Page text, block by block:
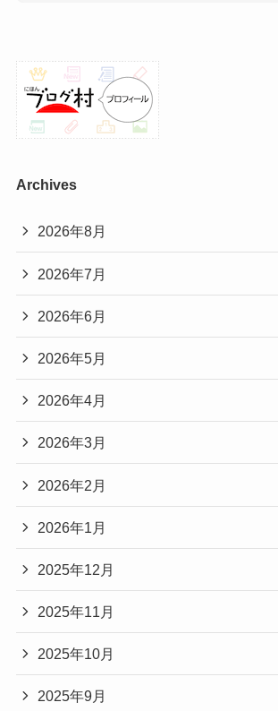
Archives
2026年8月
2026年7月
2026年6月
2026年5月
2026年4月
2026年3月
2026年2月
2026年1月
2025年12月
2025年11月
2025年10月
2025年9月